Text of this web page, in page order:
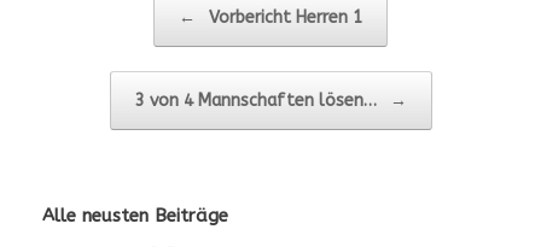
← Vorbericht Herren 1
3 von 4 Mannschaften lösen… →
Alle neusten Beiträge